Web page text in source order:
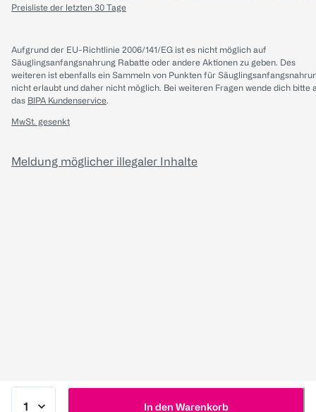
In den Warenkorb
Preisliste der letzten 30 Tage
Aufgrund der EU-Richtlinie 2006/141/EG ist es nicht möglich auf
Säuglingsanfangsnahrung Rabatte oder andere Aktionen zu geben. Des
weiteren ist ebenfalls ein Sammeln von Punkten für
nicht erlaubt und daher nicht möglich. Bei weiteren Fragen wende dich bitte
das BIPA Kundenservice.
MwSt. gesenkt
Meldung möglicher illegaler Inhalte